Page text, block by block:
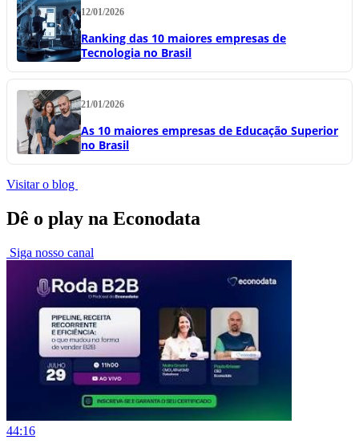
12/01/2026
Ranking das 10 maiores empresas de
Tecnologia no Brasil
21/01/2026
As 10 maiores empresas de Educação Superior
no Brasil
Visitar o blog
Dê o play na Econodata
Siga nosso canal
44:16